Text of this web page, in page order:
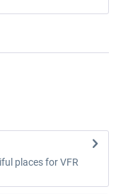
places for VFR